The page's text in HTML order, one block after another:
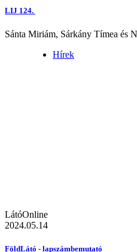
LIJ 124.
Sánta Miriám, Sárkány Tímea és
Hírek
LátóOnline
2024.05.14
FöldLátó - lapszámbemutató